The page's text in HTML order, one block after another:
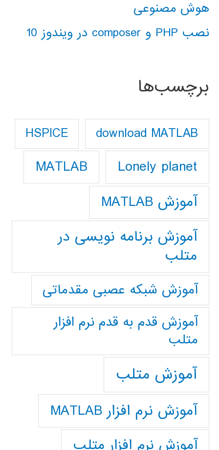
هوش مصنوعی
نصب PHP و composer در ویندوز 10
برچسب‌ها
download MATLAB
HSPICE
Lonely planet
MATLAB
آموزش MATLAB
آموزش برنامه نویسی در
متلب
آموزش شبکه عصبی مقدماتی
آموزش قدم به قدم نرم افزار
متلب
آموزش متلب
آموزش نرم افزار MATLAB
آموزش نرم افزار متلب